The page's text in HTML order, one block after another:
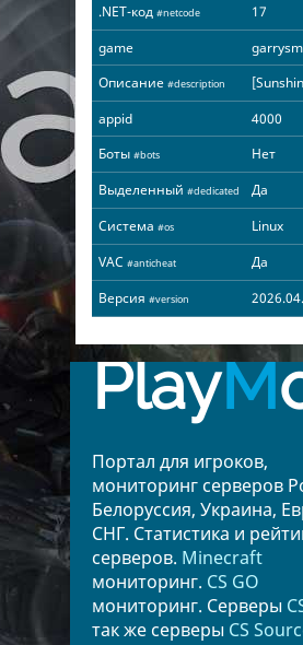
.NET-код #netcode
17
game
Описание #description
appid
4000
Боты #bots
Нет
Выделенный #dedicated
Да
Система #os
Linux
VAC #anticheat
Да
Версия #version
PlayM
Портал для игроков,
мониторинг серверов
Белоруссия, Украина,
СНГ. Статистика и
серверов. Minecraft
мониторинг. CS GO
мониторинг. Серверы
так же серверы CS